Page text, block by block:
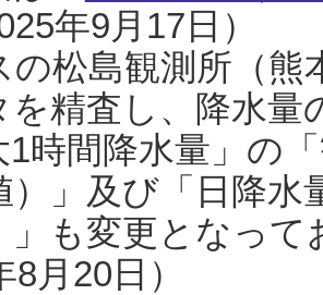
年9月17日）
の松島観測所（熊
を精査し、降水
1時間降水量」の
）」及び「日降
」も変更となっ
8月20日）